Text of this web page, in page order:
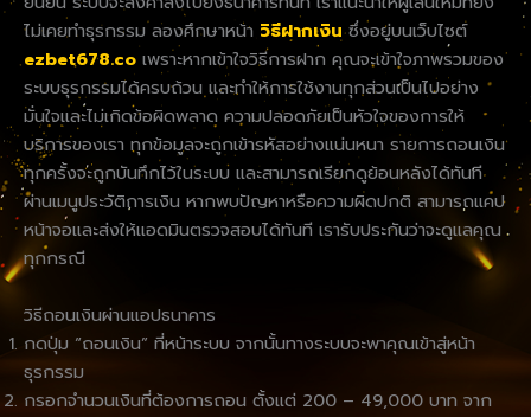
ไม่เคยทำธุรกรรม ลองศึกษาหน้า วิธีฝากเงินซึ่งอยู่บนเว็บไซต์
ezbet678.co เพราะหากเข้าใจวิธีการฝาก คุณจะเข้าใจภาพรวมของ
ระบบธุรกรรมได้ครบถ้วน และทำให้การใช้งานทุกส่วนเป็นไปอย่าง
มั่นใจและไม่เกิดข้อผิดพลาด ความปลอดภัยเป็นหัวใจของการให้
บริการของเรา ทุกข้อมูลจะถูกเข้ารหัสอย่างแน่นหนา รายการถอนเงิน
ทุกครั้งจะถูกบันทึกไว้ในระบบ และสามารถเรียกดูย้อนหลังได้ทันที
ผ่านเมนูประวัติการเงิน หากพบปัญหาหรือความผิดปกติ สามารถแคป
หน้าจอและส่งให้แอดมินตรวจสอบได้ทันที เรารับประกันว่าจะดูแลคุณ
ทุกกรณี
วิธีถอนเงินผ่านแอปธนาคาร
กดปุ่ม “ถอนเงิน” ที่หน้าระบบ จากนั้นทางระบบจะพาคุณเข้าสู่หน้า
ธุรกรรม
กรอกจำนวนเงินที่ต้องการถอน ตั้งแต่ 200 – 49,000 บาท จาก